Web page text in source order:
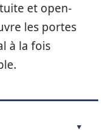
et open-
les portes
à la fois